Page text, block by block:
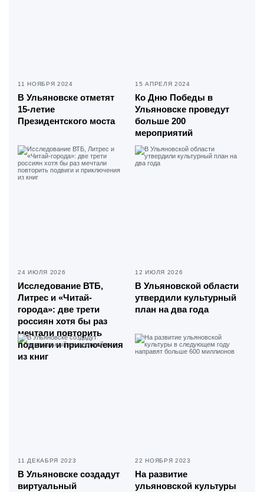
11 НОЯБРЯ 2024
В Ульяновске отметят
15-летие
Президентского моста
15 АПРЕЛЯ 2024
Ко Дню Победы в
Ульяновске проведут
больше 200
мероприятий
24 ИЮЛЯ 2026
Исследование ВТБ,
Литрес и «Читай-
города»: две трети
россиян хотя бы раз
мечтали повторить
подвиги и приключения
из книг
12 ИЮЛЯ 2026
В Ульяновской области
утвердили культурный
план на два года
11 ДЕКАБРЯ 2023
В Ульяновске создадут
виртуальный
22 НОЯБРЯ 2023
На развитие
ульяновской культуры